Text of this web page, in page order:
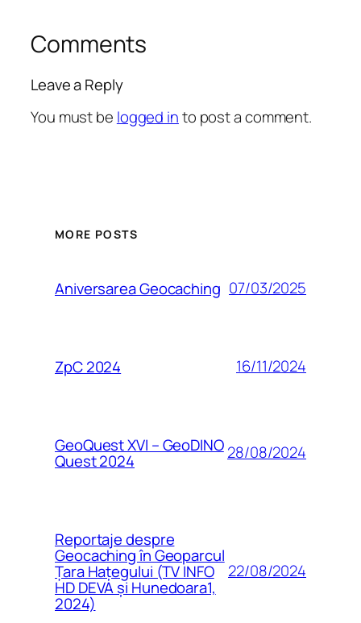
Comments
Leave a Reply
You must be logged into post a comment.
MORE POSTS
Aniversarea Geocaching 07/03/2025
ZpC 2024 16/11/2024
GeoQuest XVI – GeoDINO
Quest 2024 28/08/2024
Reportaje despre
Geocaching în Geoparcul
Țara Hațegului (TV INFO
HD DEVA și Hunedoara1,
2024)
22/08/2024